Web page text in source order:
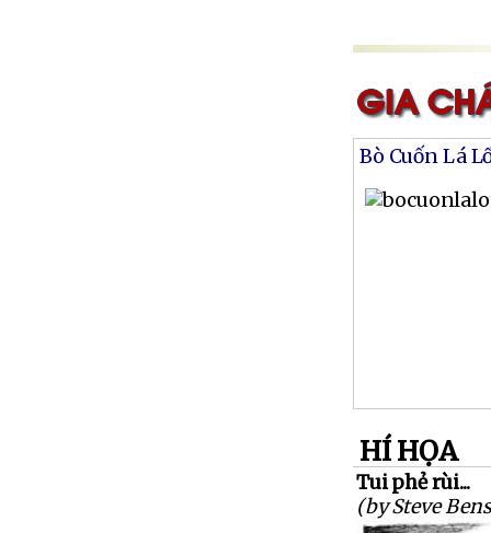
Bò Cuốn Lá
HÍ HỌA
Tui phẻ rùi...
(by Steve